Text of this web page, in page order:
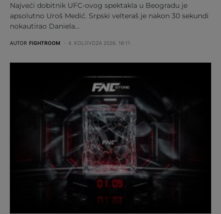
Najveći dobitnik UFC-ovog spektakla u Beogradu je
apsolutno Uroš Medić. Srpski velteraš je nakon 30 sekundi
nokautirao Daniela…
AUTOR FIGHTROOM 4. KOLOVOZA 2026. 16:11